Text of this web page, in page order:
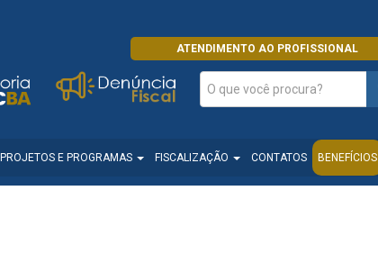
ATENDIMENTO AO PROFISSIONAL
PROJETOS E PROGRAMAS FISCALIZAÇÃO CONTATOS BENEFÍCIOS